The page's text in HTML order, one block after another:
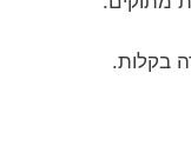
בקלות.